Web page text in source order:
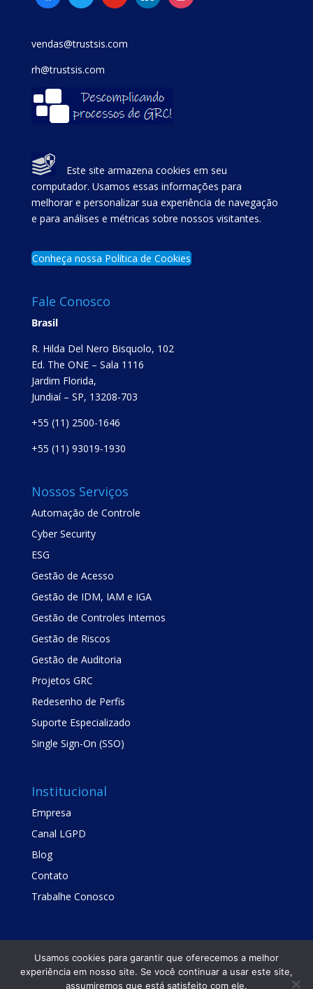
vendas@trustsis.com
rh@trustsis.com
Este site armazena cookies em seu
computador. Usamos essas informações para
melhorar e personalizar sua experiência de navegação
e para análises e métricas sobre nossos visitantes.
Conheça nossa Política de Cookies
Fale Conosco
Brasil
R. Hilda Del Nero Bisquolo, 102
Ed. The ONE – Sala 1116
Jardim Florida,
Jundiaí – SP, 13208-703
+55 (11) 2500-1646
+55 (11) 93019-1930
Nossos Serviços
Automação de Controle
Cyber Security
ESG
Gestão de Acesso
Gestão de IDM, IAM e IGA
Gestão de Controles Internos
Gestão de Riscos
Gestão de Auditoria
Projetos GRC
Redesenho de Perfis
Suporte Especializado
Single Sign-On (SSO)
Institucional
Empresa
Canal LGPD
Blog
Contato
Trabalhe Conosco
Usamos cookies para garantir que oferecemos a melhor
experiência em nosso site. Se você continuar a usar este site,
assumiremos que está satisfeito com ele.